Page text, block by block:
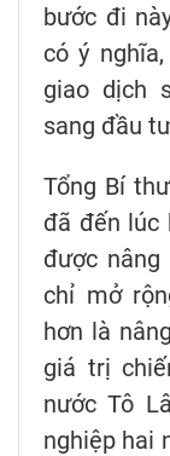
bước đi
có ý
giao dịch
sang đầu
Tổng Bí
đã đến lúc
được
chỉ mở
hơn là
giá trị
nước Tô
nghiệp hai